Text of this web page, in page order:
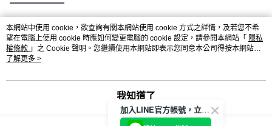
熱門標籤
本網站中使用 cookie，欲查詢有關本網站使用 cookie 方式之詳情，及若您不希
望在電腦上使用 cookie 時應如何變更電腦的 cookie 設定，請參閱本網站「 隱私
權條款 」之 Cookie 聲明。您繼續使用本網站即表示您同意本公司得按本網站使
用條款之 Cookie 聲明使用 cookie。
了解更多 >
我知道了
加入LINE官方帳號，立即獲得$100購物金!